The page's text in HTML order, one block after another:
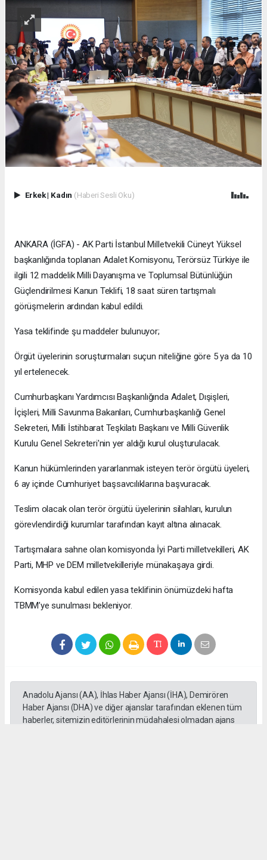
Erkek| Kadın (Haberi Sesli Oku)
ANKARA (İGFA) - AK Parti İstanbul Milletvekili Cüneyt Yüksel
başkanlığında toplanan Adalet Komisyonu, Terörsüz Türkiye ile
ilgili 12 maddelik Milli Dayanışma ve Toplumsal Bütünlüğün
Güçlendirilmesi Kanun Teklifi, 18 saat süren tartışmalı
görüşmelerin ardından kabul edildi.
Yasa teklifinde şu maddeler bulunuyor;
Örgüt üyelerinin soruşturmaları suçun niteliğine göre 5 ya da 10
yıl ertelenecek.
Cumhurbaşkanı Yardımcısı Başkanlığında Adalet, Dışişleri,
İçişleri, Milli Savunma Bakanları, Cumhurbaşkanlığı Genel
Sekreteri, Milli İstihbarat Teşkilatı Başkanı ve Milli Güvenlik
Kurulu Genel Sekreteri'nin yer aldığı kurul oluşturulacak.
Kanun hükümlerinden yararlanmak isteyen terör örgütü üyeleri,
6 ay içinde Cumhuriyet başsavcılıklarına başvuracak.
Teslim olacak olan terör örgütü üyelerinin silahları, kurulun
görevlendirdiği kurumlar tarafından kayıt altına alınacak.
Tartışmalara sahne olan komisyonda İyi Parti milletvekilleri, AK
Parti, MHP ve DEM milletvekilleriyle münakaşaya girdi.
Komisyonda kabul edilen yasa teklifinin önümüzdeki hafta
TBMM’ye sunulması bekleniyor.
Anadolu Ajansı (AA), İhlas Haber Ajansı (İHA), Demirören
Haber Ajansı (DHA) ve diğer ajanslar tarafından eklenen tüm
haberler, sitemizin editörlerinin müdahalesi olmadan ajans